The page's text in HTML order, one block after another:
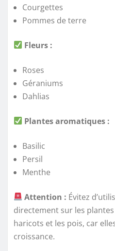
Courgettes
Pommes de terre
Fleurs :
Roses
Géraniums
Dahlias
Plantes aromatiques :
Basilic
Persil
Menthe
Attention : Évitez
directement sur les
haricots et les pois, car
croissance.